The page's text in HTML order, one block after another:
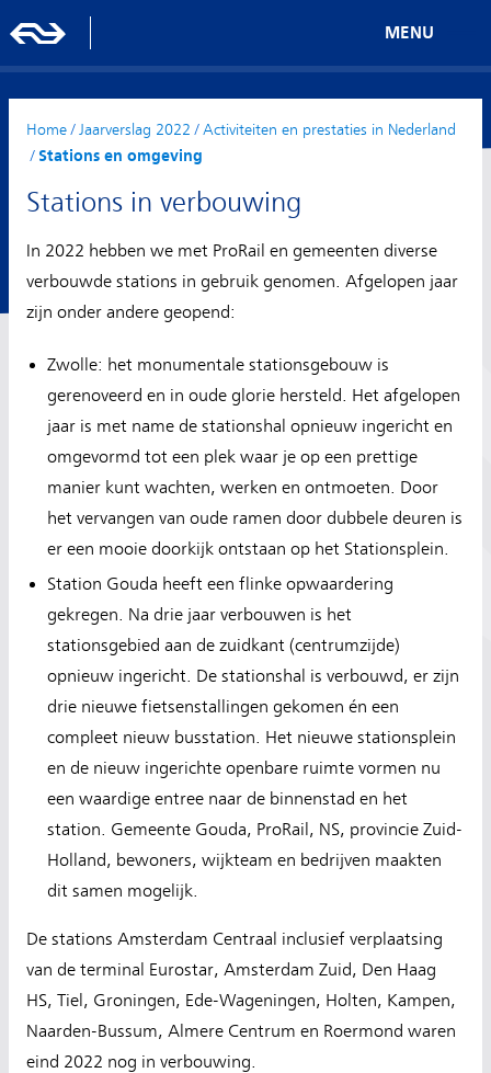
MENU
Home/ Jaarverslag 2022 / Activiteiten en prestaties in Nederland
/ Stations en omgeving
Stations in verbouwing
In 2022 hebben we met ProRail en gemeenten diverse
verbouwde stations in gebruik genomen. Afgelopen jaar
zijn onder andere geopend:
Zwolle: het monumentale stationsgebouw is
gerenoveerd en in oude glorie hersteld. Het afgelopen
jaar is met name de stationshal opnieuw ingericht en
omgevormd tot een plek waar je op een prettige
manier kunt wachten, werken en ontmoeten. Door
het vervangen van oude ramen door dubbele deuren is
er een mooie doorkijk ontstaan op het Stationsplein.
Station Gouda heeft een flinke opwaardering
gekregen. Na drie jaar verbouwen is het
stationsgebied aan de zuidkant (centrumzijde)
opnieuw ingericht. De stationshal is verbouwd, er zijn
drie nieuwe fietsenstallingen gekomen én een
compleet nieuw busstation. Het nieuwe stationsplein
en de nieuw ingerichte openbare ruimte vormen nu
een waardige entree naar de binnenstad en het
station. Gemeente Gouda, ProRail, NS, provincie Zuid-
Holland, bewoners, wijkteam en bedrijven maakten
dit samen mogelijk.
De stations Amsterdam Centraal inclusief verplaatsing
van de terminal Eurostar, Amsterdam Zuid, Den Haag
HS, Tiel, Groningen, Ede-Wageningen, Holten, Kampen,
Naarden-Bussum, Almere Centrum en Roermond waren
eind 2022 nog in verbouwing.